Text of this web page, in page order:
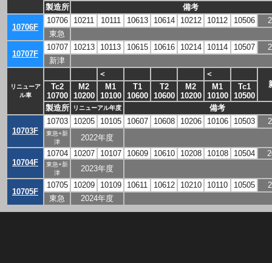
製造所
備考
10706F
10706 10211 10111 10613 10614 10212 10112 10506
東急
10707F
10707 10213 10113 10615 10616 10214 10114 10507
新津
リニューア
ル車
＜
＜
Tc2
10700
M2
10200
M1
10100
T1
10600
T2
10600
M2
10200
M1
10100
Tc1
10500
製造所
リニューアル年度 備考
10703F
10703 10205 10105 10607 10608 10206 10106 10503
東急+新
津
2022年度
10704F
10704 10207 10107 10609 10610 10208 10108 10504
東急+新
津
2023年度
10705F
10705 10209 10109 10611 10612 10210 10110 10505
東急
2024年度